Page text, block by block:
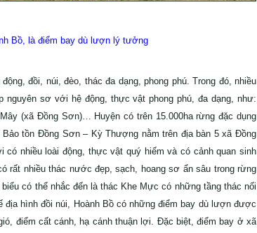
Bồ, là điểm bay dù lượn lý tưởng
đồi, núi, đèo, thác đa dạng, phong phú. Trong đó, nhiều
sơ với hệ động, thực vật phong phú, đa dạng, như:
(xã Đồng Sơn)… Huyện có trên 15.000ha rừng đặc dụng
tồn Đồng Sơn – Kỳ Thượng nằm trên địa bàn 5 xã Đồng
nhiều loài động, thực vật quý hiếm và có cảnh quan sinh
rất nhiều thác nước đẹp, sạch, hoang sơ ẩn sâu trong rừng
có thể nhắc đến là thác Khe Mực có những tầng thác nối
hình đồi núi, Hoành Bồ có những điểm bay dù lượn được
điểm cất cánh, hạ cánh thuận lợi. Đặc biệt, điểm bay ở xã